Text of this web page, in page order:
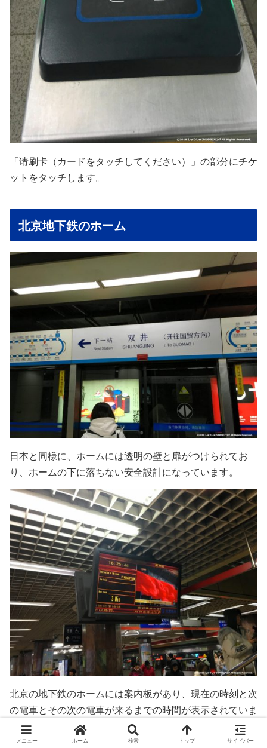
「请刷卡（カードをタッチしてください）」の部分にチケ
ットをタッチします。
北京地下鉄のホーム
日本と同様に、ホームには透明の壁と扉がつけられてお
り、ホームの下に落ちない安全設計になっています。
北京の地下鉄のホームには案内板があり、現在の時刻と次
の電車とその次の電車が来るまでの時間が表示されていま
す。
メニュー ホーム 検索 トップ サイドバー